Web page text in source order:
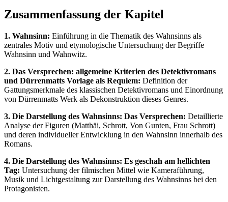
Zusammenfassung der Kapitel
1. Wahnsinn: Einführung in die Thematik des Wahnsinns als
zentrales Motiv und etymologische Untersuchung der Begriffe
Wahnsinn und Wahnwitz.
2. Das Versprechen: allgemeine Kriterien des Detektivromans
und Dürrenmatts Vorlage als Requiem: Definition der
Gattungsmerkmale des klassischen Detektivromans und Einordnung
von Dürrenmatts Werk als Dekonstruktion dieses Genres.
3. Die Darstellung des Wahnsinns: Das Versprechen: Detaillierte
Analyse der Figuren (Matthäi, Schrott, Von Gunten, Frau Schrott)
und deren individueller Entwicklung in den Wahnsinn innerhalb des
Romans.
4. Die Darstellung des Wahnsinns: Es geschah am hellichten
Tag: Untersuchung der filmischen Mittel wie Kameraführung,
Musik und Lichtgestaltung zur Darstellung des Wahnsinns bei den
Protagonisten.